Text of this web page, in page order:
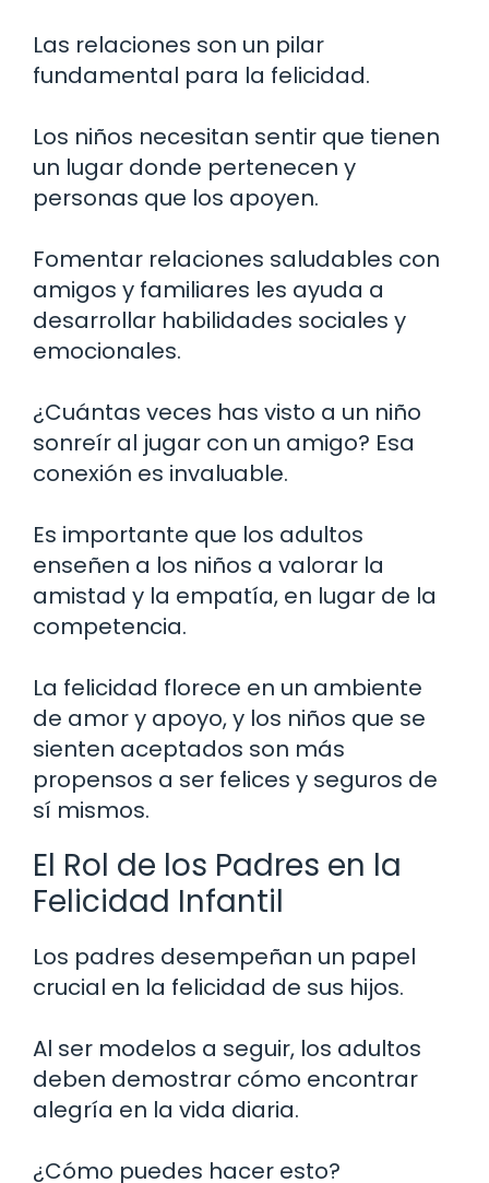
Las relaciones son un pilar
fundamental para la felicidad.
Los niños necesitan sentir que tienen
un lugar donde pertenecen y
personas que los apoyen.
Fomentar relaciones saludables con
amigos y familiares les ayuda a
desarrollar habilidades sociales y
emocionales.
¿Cuántas veces has visto a un niño
sonreír al jugar con un amigo? Esa
conexión es invaluable.
Es importante que los adultos
enseñen a los niños a valorar la
amistad y la empatía, en lugar de la
competencia.
La felicidad florece en un ambiente
de amor y apoyo, y los niños que se
sienten aceptados son más
propensos a ser felices y seguros de
sí mismos.
El Rol de los Padres en la
Felicidad Infantil
Los padres desempeñan un papel
crucial en la felicidad de sus hijos.
Al ser modelos a seguir, los adultos
deben demostrar cómo encontrar
alegría en la vida diaria.
¿Cómo puedes hacer esto?